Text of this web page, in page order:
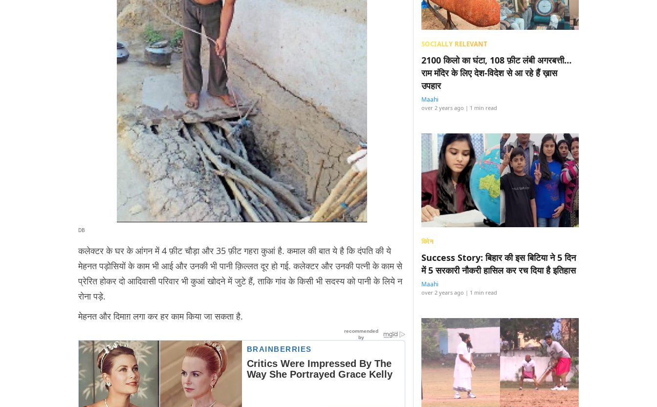
DB
कलेक्टर के घर के आंगन में 4 फ़ीट चौड़ा और 35 फ़ीट गहरा कुआं है. कमाल की बात ये है कि दंपति की ये
मेहनत पड़ोसियों के काम भी आई और उनकी भी पानी क़िल्लत दूर हो गई. कलेक्टर और उनकी पत्नी के काम से
प्रेरित होकर दो आदिवासी परिवार भी कुआं खोदने में जुटे हैं, ताकि गांव के किसी भी सदस्य को पानी के लिये न
रोना पड़े.
मेहनत और दिमाग़ लगा कर हर काम किया जा सकता है.
SOCIALLY RELEVANT
2100 किलो का घंटा, 108 फ़ीट लंबी अगरबत्ती…
राम मंदिर के लिए देश-विदेश से आ रहे हैं ख़ास
उपहार
Maahi
over 2 years ago | 1 min read
विमेन
Success Story: बिहार की इस बिटिया ने 5 दिन
में 5 सरकारी नौकरी हासिल कर रच दिया है इतिहास
Maahi
over 2 years ago | 1 min read